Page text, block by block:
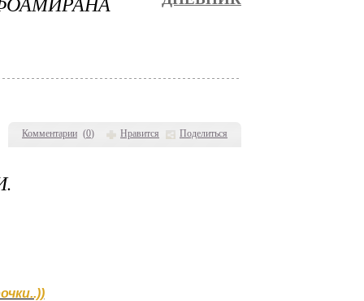
Комментарии (0) Нравится Поделиться